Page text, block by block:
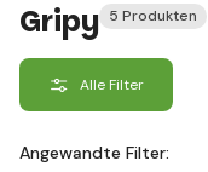
Gripy 5 Produkten
Alle Filter
Angewandte Filter: